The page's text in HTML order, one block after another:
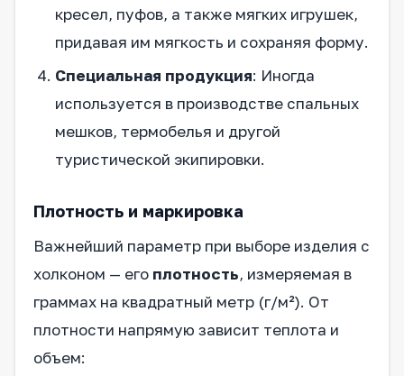
кресел, пуфов, а также мягких игрушек,
придавая им мягкость и сохраняя форму.
Специальная продукция: Иногда
используется в производстве спальных
мешков, термобелья и другой
туристической экипировки.
Плотность и маркировка
Важнейший параметр при выборе изделия с
холконом — его плотность, измеряемая в
граммах на квадратный метр (г/м²). От
плотности напрямую зависит теплота и
объем: